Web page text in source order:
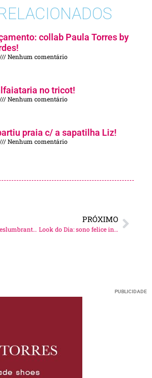
collab Paula Torres by
Nenhum comentário
no tricot!
Nenhum comentário
praia c/ a sapatilha Liz!
Nenhum comentário
Look do Dia: deslumbrante e chiquérrima!
PRÓXIMO
Look do Dia: sono felice in Sicilia!
PUBLICIDADE